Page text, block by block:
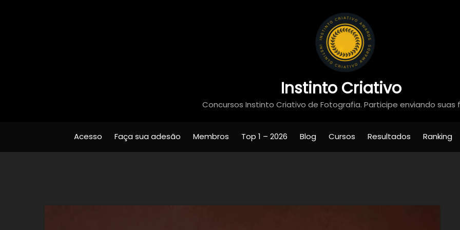
Instinto Criativo
Concursos Instinto Criativo de Fotografia. Participe enviando suas
Acesso Faça sua adesão Membros Top 1 – 2026 Blog Cursos Resultados Ranking